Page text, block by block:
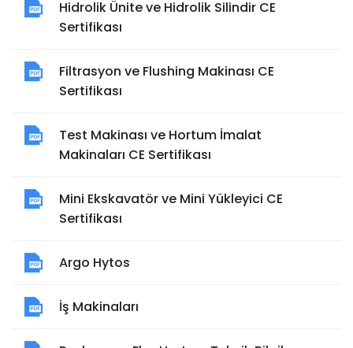
Hidrolik Ünite ve Hidrolik Silindir CE
Sertifikası
Filtrasyon ve Flushing Makinası CE
Sertifikası
Test Makinası ve Hortum İmalat
Makinaları CE Sertifikası
Mini Ekskavatör ve Mini Yükleyici CE
Sertifikası
Argo Hytos
İş Makinaları